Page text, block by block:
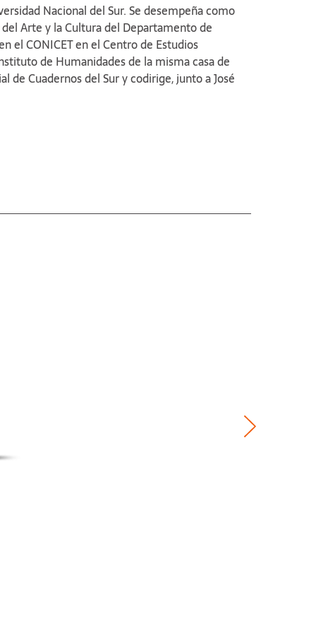
de un «arte plástico bahiense». Por otra
en cuenta que las instituciones analizadas
esta investigación contribuye a comprender la
de las mismas.
Nacional del Sur. Se desempeña como
Arte y la Cultura del Departamento de
el CONICET en el Centro de Estudios
de Humanidades de la misma casa de
Cuadernos del Sur y codirige, junto a José
"Sociabilidades en Bahía Blanca, siglos XIX al
Sus temas de investigación abordan las